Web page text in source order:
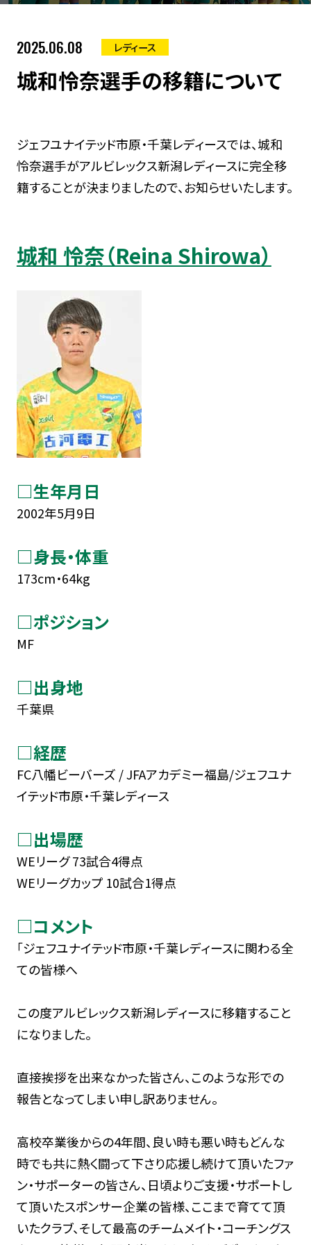
2025.06.08 レディース
城和怜奈選手の移籍について
ジェフユナイテッド市原・千葉レディースでは、城和
怜奈選手がアルビレックス新潟レディースに完全移
籍することが決まりましたので、お知らせいたします。
城和 怜奈（Reina Shirowa）
□生年月日
2002年5月9日
□身長・体重
173cm・64kg
□ポジション
MF
□出身地
千葉県
□経歴
FC八幡ビーバーズ / JFAアカデミー福島/ジェフユナ
イテッド市原・千葉レディース
□出場歴
WEリーグ 73試合4得点
WEリーグカップ 10試合1得点
□コメント
「ジェフユナイテッド市原・千葉レディースに関わる全
ての皆様へ
この度アルビレックス新潟レディースに移籍すること
になりました。
直接挨拶を出来なかった皆さん、このような形での
報告となってしまい申し訳ありません。
高校卒業後からの4年間、良い時も悪い時もどんな
時でも共に熱く闘って下さり応援し続けて頂いたファ
ン・サポーターの皆さん、日頃よりご支援・サポートし
て頂いたスポンサー企業の皆様、ここまで育てて頂
いたクラブ、そして最高のチームメイト・コーチングス